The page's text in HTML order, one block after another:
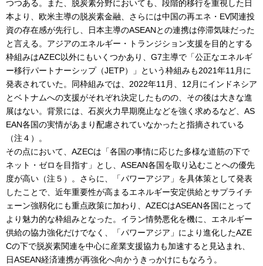
つつある。また、脱炭素分野においても、段階的移行を重視した日
本より、欧米主導の脱炭素金融、さらには中国の再エネ・EV関連投
資の存在感が先行し、日本主導のASEANとの連携は停滞気味だった
と言える。アジアのエネルギー・トランジション支援を目的とする
枠組みはAZEC以外にもいくつかあり、G7主導で「公正なエネルギ
ー移行パートナーシップ（JETP）」という枠組みも2021年11月に
発表されていた。同枠組みでは、2022年11月、12月にインドネシア
とベトナムへの支援がそれぞれ決定したものの、その後は大きな進
展はない。背景には、石炭火力早期廃止などを強く求めるなど、AS
EAN各国の実情があまり配慮されていなかったと指摘されている
（注４）。
その点において、AZECは「各国の事情に応じた多様な道筋の下で
ネット・ゼロを目指す」とし、ASEAN各国を取り込むことへの優先
度が高い（注５）。さらに、「パワーアジア」を具体策として発表
したことで、近年重要性が高まるエネルギー安定供給とサプライチ
ェーン強靱化にも重点政策に加わり、AZECはASEAN各国にとって
より魅力的な枠組みとなった。イラン情勢悪化を機に、エネルギー
供給の協力強化だけでなく、「パワーアジア」により進化したAZE
Cの下で脱炭素関連を中心に産業支援協力も加速すると見込まれ、
日ASEAN経済連携が再強化へ向かうきっかけにもなろう。